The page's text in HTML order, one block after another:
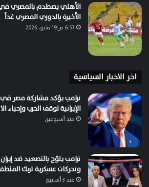
الأهلي يصطدم بالمصري
الأخيرة بالدوري المصري غداً
6:57 ص19 مايو، 2026
اخر الاخبار السياسية
ترامب يؤكد مشاركة مصر في
الإيرانية لوقف الحرب وإحياء
منذ أسبوعين
ترامب يلوّح بالتصعيد ضد
وتحركات عسكرية تربك
منذ 3 أسابيع